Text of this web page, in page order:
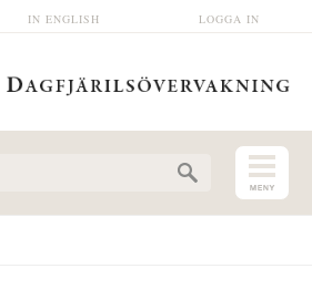
LOGGA IN
IN ENGLISH